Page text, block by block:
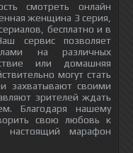
смотреть онлайн
женщина 3 серия,
бесплатно и в
сервис позволяет
на различных
или домашняя
могут стать
захватывают своими
зрителей ждать
Благодаря нашему
свою любовь к
настоящий марафон